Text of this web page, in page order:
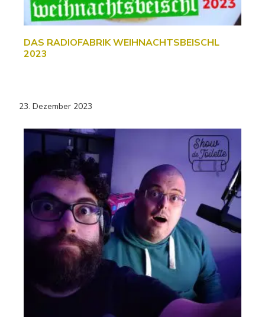
DAS RADIOFABRIK WEIHNACHTSBEISCHL
2023
23. Dezember 2023